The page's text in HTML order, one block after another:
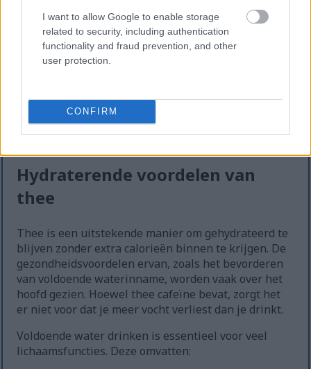
I want to allow Google to enable storage
related to security, including authentication
functionality and fraud prevention, and other
user protection.
CONFIRM
Klik of tik op de afbeelding voor meer informatie en
hogere resoluties.
Hydraterende voordelen van
thee
Thee is een uitstekende manier om gehydrateerd te
blijven zonder extra calorieën binnen te krijgen. De
gezondheidsvoordelen ervan, zoals het bevorderen
van voldoende waterinname, worden vaak over het
hoofd gezien. Hoewel thee cafeïne bevat, zorgt het
er niet voor dat je meer vocht verliest dan je drinkt.
Voldoende water drinken is essentieel voor veel
lichaamsfuncties. Deze omvatten: